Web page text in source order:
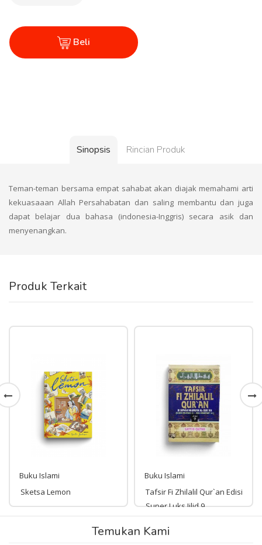
Beli
Sinopsis Rincian Produk
Teman-teman bersama empat sahabat akan diajak memahami arti
kekuasaaan Allah Persahabatan dan saling membantu dan juga
dapat belajar dua bahasa (indonesia-Inggris) secara asik dan
menyenangkan.
Produk Terkait
Buku Islami
Sketsa Lemon
99,000
Buku Islami
Tafsir Fi Zhilalil Qur`an Edisi
Super Luks Jilid 9
Rp 193,000
Temukan Kami